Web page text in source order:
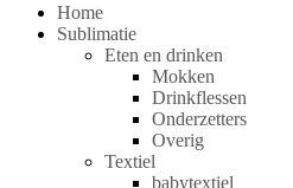
Home
Sublimatie
Eten en drinken
Mokken
Drinkflessen
Onderzetters
Overig
Textiel
babytextiel